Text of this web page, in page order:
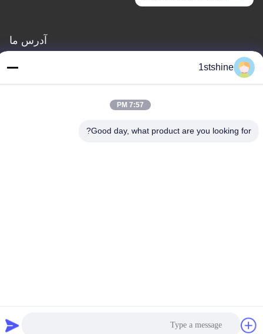
آدرس ما
آدرس1stshine
7:57 PM
Good day, what product are you looking for?